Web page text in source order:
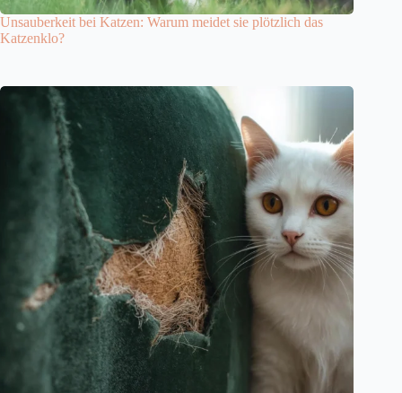
Unsauberkeit bei Katzen: Warum meidet sie plötzlich das
Katzenklo?